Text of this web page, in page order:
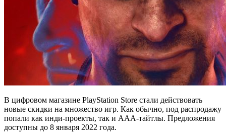
В цифровом магазине PlayStation Store стали действовать
новые скидки на множество игр. Как обычно, под распродажу
попали как инди-проекты, так и AAA-тайтлы. Предложения
доступны до 8 января 2022 года.